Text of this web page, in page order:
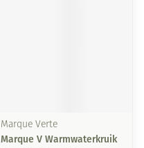
Marque Verte
Marque V Warmwaterkruik